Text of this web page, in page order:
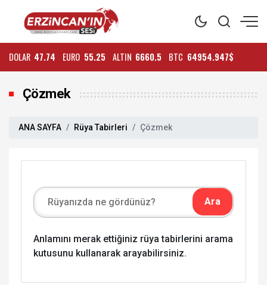
DOLAR 47.74 EURO 55.25 ALTIN 6660.5 BTC 64954.947$
Çözmek
ANA SAYFA Rüya Tabirleri Çözmek
Anlamını merak ettiğiniz rüya tabirlerini arama
kutusunu kullanarak arayabilirsiniz.